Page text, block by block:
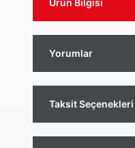
Ürün Bilgisi
Yorumlar
Taksit Seçenekleri